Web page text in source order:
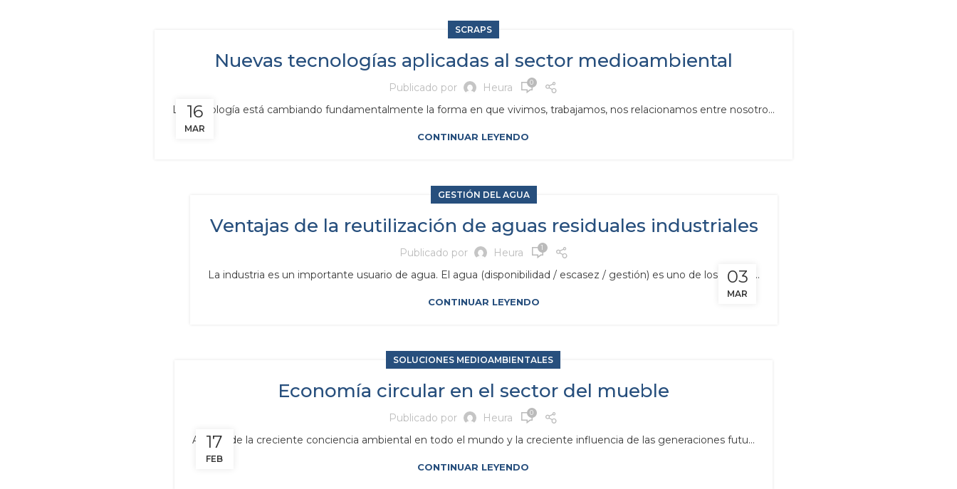
16
MAR
SCRAPS
Nuevas tecnologías aplicadas al sector medioambiental
Publicado por Heura 0
La tecnología está cambiando fundamentalmente la forma en que vivimos, trabajamos, nos relacionamos entre nosotro...
CONTINUAR LEYENDO
03
MAR
GESTIÓN DEL AGUA
Ventajas de la reutilización de aguas residuales industriales
Publicado por Heura 1
La industria es un importante usuario de agua. El agua (disponibilidad / escasez / gestión) es uno de los princip...
CONTINUAR LEYENDO
17
FEB
SOLUCIONES MEDIOAMBIENTALES
Economía circular en el sector del mueble
Publicado por Heura 0
A la luz de la creciente conciencia ambiental en todo el mundo y la creciente influencia de las generaciones futu...
CONTINUAR LEYENDO